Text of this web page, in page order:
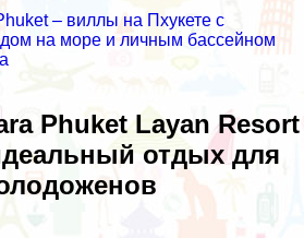
– виллы на Пхукете с
на море и личным бассейном
Phuket Layan Resort
отдых для